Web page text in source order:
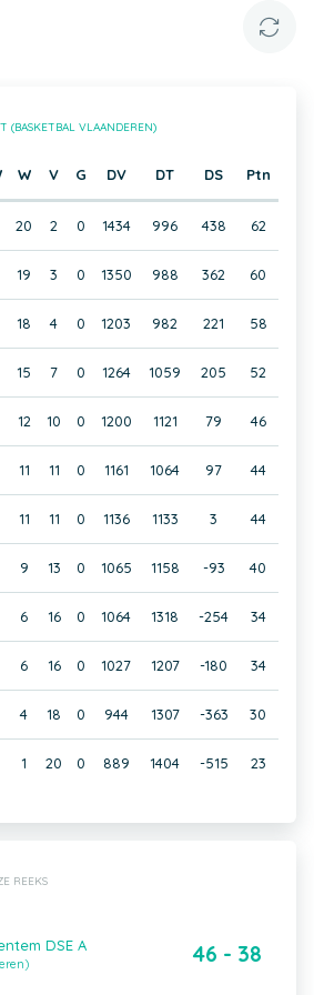
(BASKETBAL VLAANDEREN)
W V G DV DT DS Ptn
20 2 0 1434 996 438 62
19 3 0 1350 988 362 60
18 4 0 1203 982 221 58
15 7 0 1264 1059 205 52
12 10 0 1200 1121 79 46
11 11 0 1161 1064 97 44
11 11 0 1136 1133 3 44
9 13 0 1065 1158 -93 40
6 16 0 1064 1318 -254 34
6 16 0 1027 1207 -180 34
4 18 0 944 1307 -363 30
1 20 0 889 1404 -515 23
REEKS
DSE A 46 - 38